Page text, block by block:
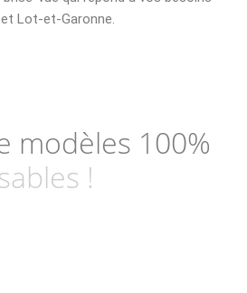
Lot-et-Garonne.
modèles 100%
!